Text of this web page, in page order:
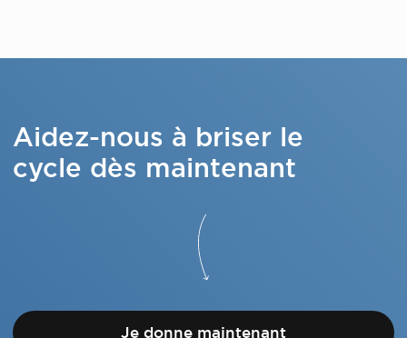
Aidez-nous à briser le
cycle dès maintenant
Je donne maintenant